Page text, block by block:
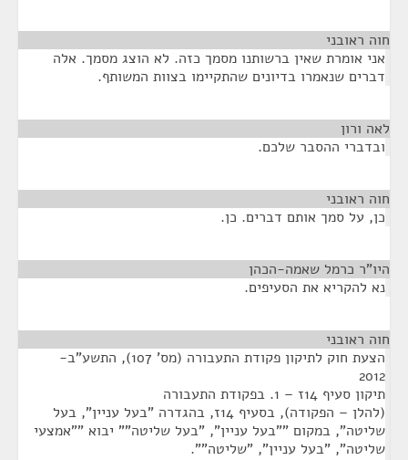
חוה ראובני
אני אומרת שאין ברשותנו מסמך כזה. לא הוצג מסמך. אלה
דברים שנאמרו בדיונים שהתקיימו בצוות המשותף.
לאה ורון
ובדברי ההסבר שלכם.
חוה ראובני
כן, על סמך אותם דברים. כן.
היו"ר כרמל שאמה-הכהן
נא להקריא את הסעיפים.
חוה ראובני
הצעת חוק לתיקון פקודת התעבורה (מס' 107), התשע"ב-
2012
תיקון סעיף 14ז – 1. בפקודת התעבורה
(להלן – הפקודה), בסעיף 14ז, בהגדרה "בעל עניין", בעל
שליטה", במקום ""בעל עניין", "בעל שליטה"" יבוא ""אמצעי
שליטה", "בעל עניין", "שליטה"".